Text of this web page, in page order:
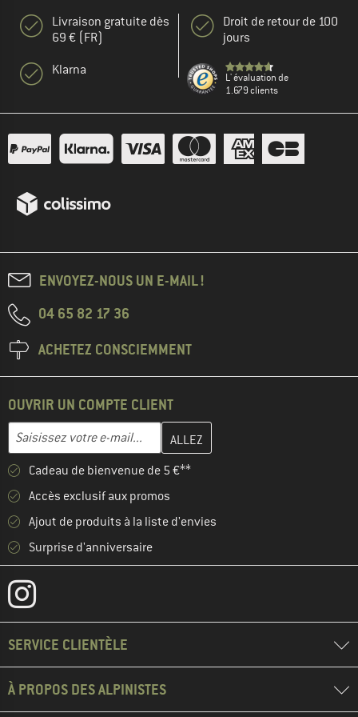
Livraison gratuite dès
69 € (FR)
Klarna
Droit de retour de 100
jours
L' évaluation de
1.679 clients
ENVOYEZ-NOUS UN E-MAIL !
04 65 82 17 36
ACHETEZ CONSCIEMMENT
OUVRIR UN COMPTE CLIENT
Adresse e-mail
Entrez votre adresse e-mail ici et créez votre compte client à la
Cadeau de bienvenue de 5 €**
Accès exclusif aux promos
Ajout de produits à la liste d'envies
Surprise d'anniversaire
SERVICE CLIENTÈLE
À PROPOS DES ALPINISTES